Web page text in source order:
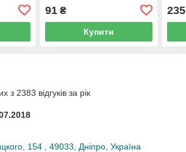
91₴
Купити
235
з 2383 відгуків за рік
154 , 49033, Дніпро, Україна